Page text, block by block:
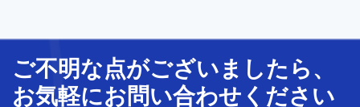
ピラミッドは、単体テスト、結合テスト、およびエンド
ツーエンドテストの3つのレベルに分かれています。この
テストフレームワークの最新版には、さらにいくつかの
ご不明な点がございましたら、
お気軽にお問い合わせ ください